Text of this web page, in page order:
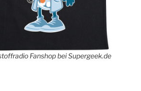
Fanshop bei Supergeek.de